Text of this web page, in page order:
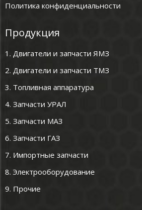
Политика конфиденциальности
Продукция
1. Двигатели и запчасти ЯМЗ
2. Двигатели и запчасти ТМЗ
3. Топливная аппаратура
4. Запчасти УРАЛ
5. Запчасти МАЗ
6. Запчасти ГАЗ
7. Импортные запчасти
8. Электрооборудование
9. Прочие